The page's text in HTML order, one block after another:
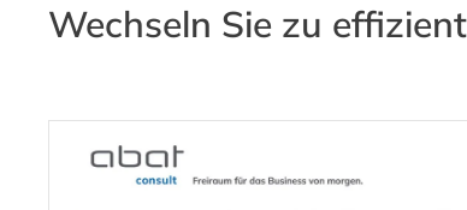
Wechseln Sie zu